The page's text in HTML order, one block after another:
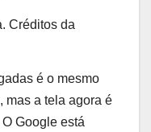
Créditos da
é o mesmo
mas a tela agora é
Google está